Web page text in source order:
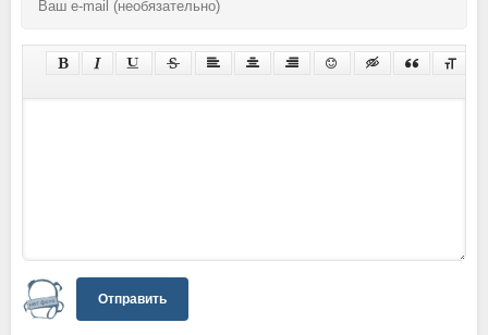
Отправить